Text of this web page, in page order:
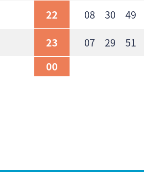
22
08 30 49
23
07 29 51
00